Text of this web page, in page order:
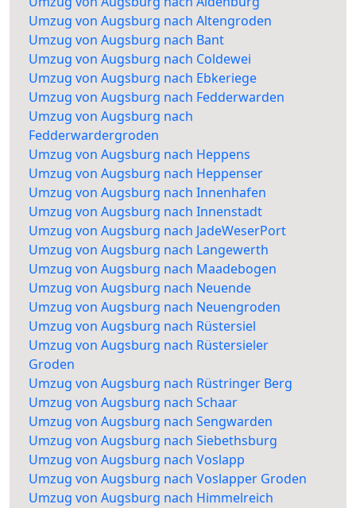
Umzug von Augsburg nach Altengroden
Umzug von Augsburg nach Bant
Umzug von Augsburg nach Coldewei
Umzug von Augsburg nach Ebkeriege
Umzug von Augsburg nach Fedderwarden
Umzug von Augsburg nach
Fedderwardergroden
Umzug von Augsburg nach Heppens
Umzug von Augsburg nach Heppenser
Umzug von Augsburg nach Innenhafen
Umzug von Augsburg nach Innenstadt
Umzug von Augsburg nach JadeWeserPort
Umzug von Augsburg nach Langewerth
Umzug von Augsburg nach Maadebogen
Umzug von Augsburg nach Neuende
Umzug von Augsburg nach Neuengroden
Umzug von Augsburg nach Rüstersiel
Umzug von Augsburg nach Rüstersieler
Groden
Umzug von Augsburg nach Rüstringer Berg
Umzug von Augsburg nach Schaar
Umzug von Augsburg nach Sengwarden
Umzug von Augsburg nach Siebethsburg
Umzug von Augsburg nach Voslapp
Umzug von Augsburg nach Voslapper Groden
Umzug von Augsburg nach Himmelreich